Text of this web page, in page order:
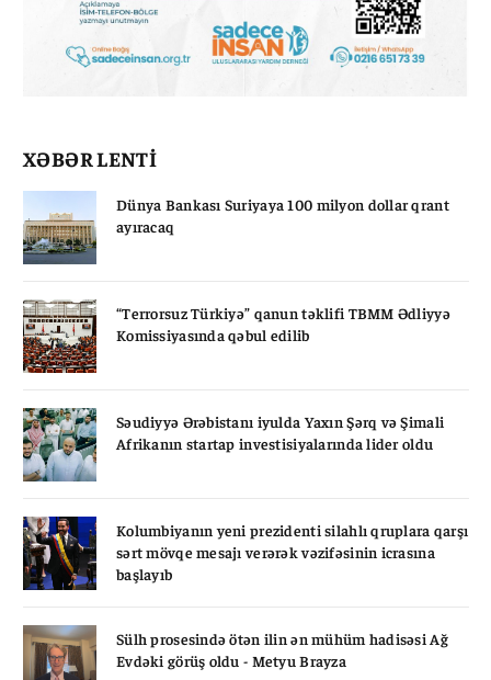
XƏBƏR LENTİ
Dünya Bankası Suriyaya 100 milyon dollar qrant
ayıracaq
“Terrorsuz Türkiyə” qanun təklifi TBMM Ədliyyə
Komissiyasında qəbul edilib
Səudiyyə Ərəbistanı iyulda Yaxın Şərq və Şimali
Afrikanın startap investisiyalarında lider oldu
Kolumbiyanın yeni prezidenti silahlı qruplara qarşı
sərt mövqe mesajı verərək vəzifəsinin icrasına
başlayıb
Sülh prosesində ötən ilin ən mühüm hadisəsi Ağ
Evdəki görüş oldu - Metyu Brayza